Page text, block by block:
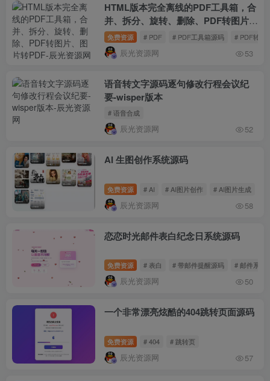
HTML版本完全离线的PDF工具箱，合
并、拆分、旋转、删除、PDF转图片、
图片转PDF
免费资源 # PDF # PDF工具箱源码 # PDF转换
辰光资源网 53
语音转文字源码逐句修改行程会议纪
要-wisper版本
# 语音合成
辰光资源网 52
AI 生图创作系统源码
免费资源 # AI # AI图片创作 # AI图片生成
辰光资源网 58
恋恋时光邮件表白纪念日系统源码
免费资源 # 表白 # 带邮件提醒源码 # 邮件系统
辰光资源网 50
一个非常漂亮炫酷的404跳转页面源码
免费资源 # 404 # 跳转页
辰光资源网 57